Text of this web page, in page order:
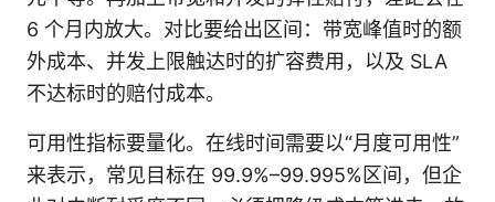
6 个月内放大。对比要给出区间：带宽峰值时的额
外成本、并发上限触达时的扩容费用，以及 SLA
不达标时的赔付成本。
可用性指标要量化。在线时间需要以“月度可用性”
来表示，常见目标在 99.9%–99.995%区间，但企